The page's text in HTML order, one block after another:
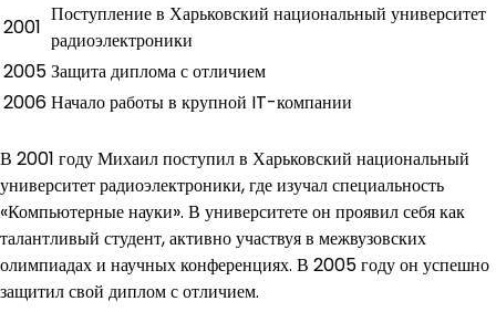
2001
Поступление в Харьковский национальный университет
радиоэлектроники
2005Защита диплома с отличием
2006Начало работы в крупной IT-компании
В 2001 году Михаил поступил в Харьковский национальный
университет радиоэлектроники, где изучал специальность
«Компьютерные науки». В университете он проявил себя как
талантливый студент, активно участвуя в межвузовских
олимпиадах и научных конференциях. В 2005 году он успешно
защитил свой диплом с отличием.